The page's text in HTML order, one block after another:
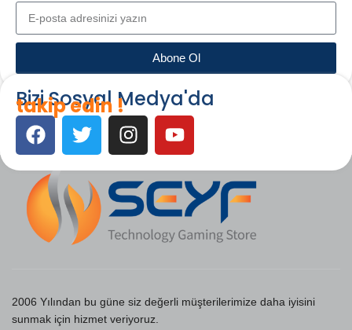
Abone Ol
Bizi Sosyal Medya'da
takip edin !
2006 Yılından bu güne siz değerli müşterilerimize daha iyisini
sunmak için hizmet veriyoruz.